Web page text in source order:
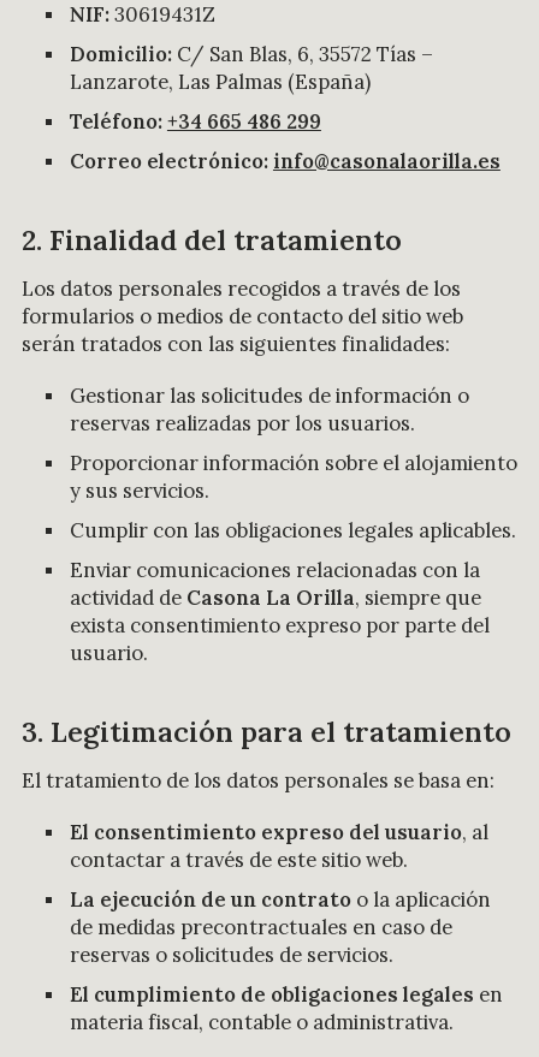
NIF:30619431Z
Domicilio:C/ San Blas, 6, 35572 Tías –
Lanzarote, Las Palmas (España)
Teléfono:+34 665 486 299
Correo electrónico:info@casonalaorilla.es
2. Finalidad del tratamiento
Los datos personales recogidos a través de los
formularios o medios de contacto del sitio web
serán tratados con las siguientes finalidades:
Gestionar las solicitudes de información o
reservas realizadas por los usuarios.
Proporcionar información sobre el alojamiento
y sus servicios.
Cumplir con las obligaciones legales aplicables.
Enviar comunicaciones relacionadas con la
actividad de Casona La Orilla, siempre que
exista consentimiento expreso por parte del
usuario.
3. Legitimación para el tratamiento
El tratamiento de los datos personales se basa en:
El consentimiento expreso del usuario, al
contactar a través de este sitio web.
La ejecución de un contratoo la aplicación
de medidas precontractuales en caso de
reservas o solicitudes de servicios.
El cumplimiento de obligaciones legales en
materia fiscal, contable o administrativa.